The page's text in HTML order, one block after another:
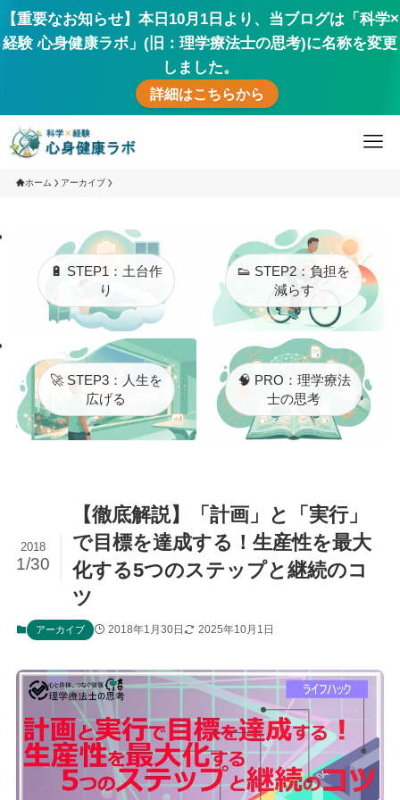
【重要なお知らせ】本日10月1日より、当ブログは「科学×
経験 心身健康ラボ」(旧：理学療法士の思考)に名称を変更
しました。
詳細はこちらから
ホーム アーカイブ
🔋 STEP1：土台作
り
👟 STEP2：負担を
減らす
🚀 STEP3：人生を
広げる
🧠 PRO：理学療法
士の思考
【徹底解説】「計画」と「実行」
で目標を達成する！生産性を最大
化する5つのステップと継続のコ
ツ
2018
1/30
アーカイブ 2018年1月30日 2025年10月1日